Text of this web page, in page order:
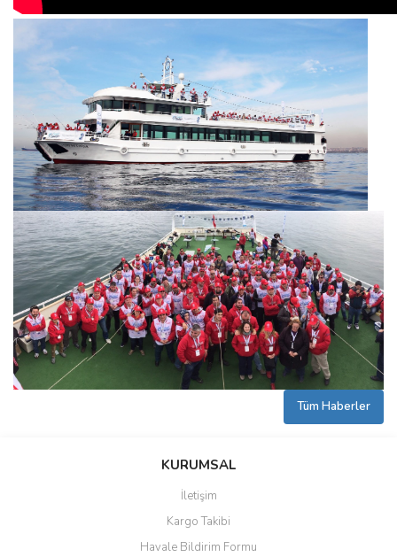
Tüm Haberler
KURUMSAL
İletişim
Kargo Takibi
Havale Bildirim Formu